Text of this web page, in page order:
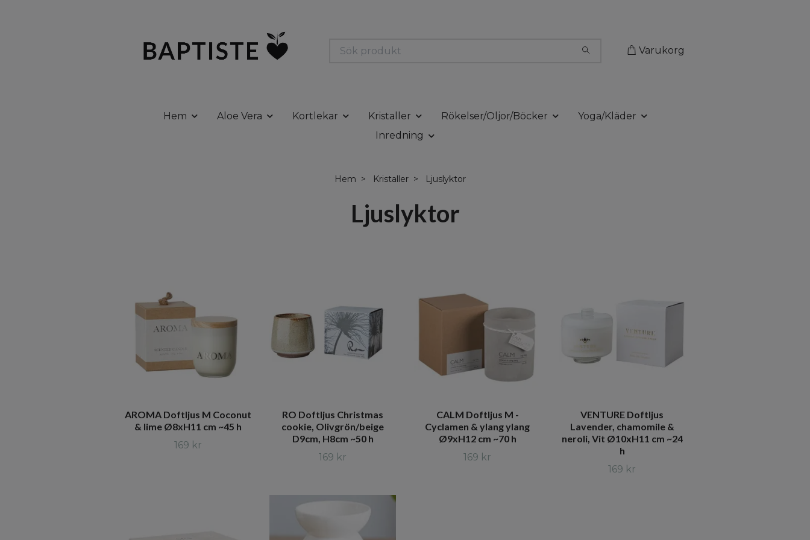
Varukorg
Hem Aloe Vera Kortlekar Kristaller Rökelser/Oljor/Böcker
Yoga/Kläder
Inredning
Hem Kristaller Ljuslyktor
Ljuslyktor
AROMA Doftljus M Coconut
& lime Ø8xH11 cm ~45 h
169 kr
RO Doftljus Christmas
cookie, Olivgrön/beige
D9cm, H8cm ~50 h
169 kr
CALM Doftljus M -
Cyclamen & ylang ylang
Ø9xH12 cm ~70 h
169 kr
VENTURE Doftljus
Lavender, chamomile &
neroli, Vit Ø10xH11 cm ~24
h
169 kr